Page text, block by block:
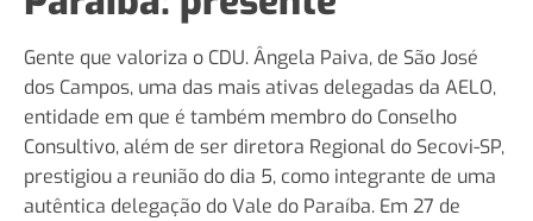
Gente que valoriza o CDU. Ângela Paiva, de São José
dos Campos, uma das mais ativas delegadas da AELO,
entidade em que é também membro do Conselho
Consultivo, além de ser diretora Regional do Secovi-SP,
prestigiou a reunião do dia 5, como integrante de uma
autêntica delegação do Vale do Paraíba. Em 27 de